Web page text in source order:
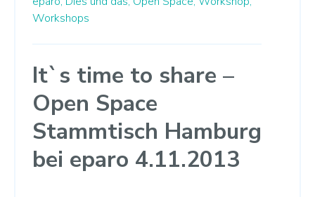
Workshops
It`s time to share –
Open Space
Stammtisch Hamburg
bei eparo 4.11.2013